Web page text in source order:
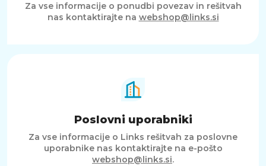
Za vse informacije o ponudbi povezav in rešitvah
nas kontaktirajte na webshop@links.si
Poslovni uporabniki
Za vse informacije o Links rešitvah za poslovne
uporabnike nas kontaktirajte na e-pošto
webshop@links.si.